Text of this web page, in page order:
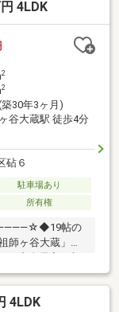
様の住まいさが
受付中です！物
れなど、お気軽
4LDK
2
2
30年3ヶ月)
谷大蔵駅 徒歩4分
砧６
駐車場あり
所有権
帖の
ヶ谷大蔵」駅
。◆全居室に収
ー付き駐車場も
ずは、現地をご
―☆― ・・・
4LDK